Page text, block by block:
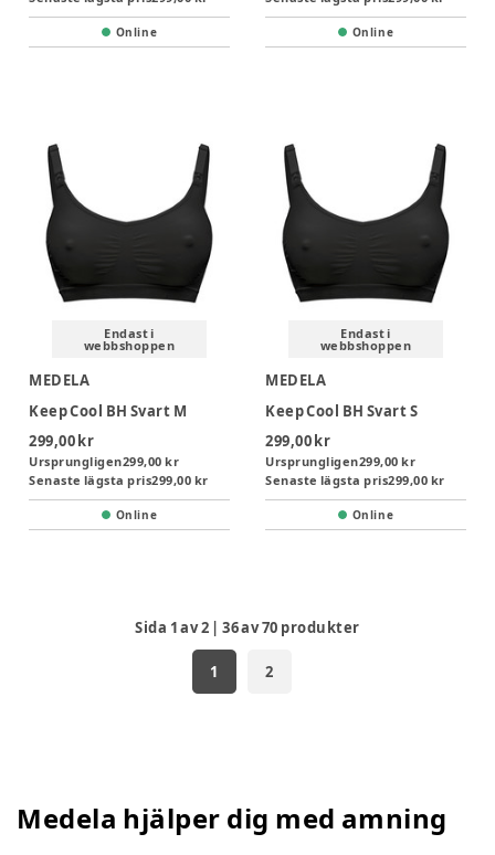
Online Online
Endast i
webbshoppen
MEDELA
Keep Cool BH Svart M
299,00 kr
Ursprungligen299,00 kr
Senaste lägsta pris299,00 kr
Online
Endast i
webbshoppen
MEDELA
Keep Cool BH Svart S
299,00 kr
Ursprungligen299,00 kr
Senaste lägsta pris299,00 kr
Online
Sida 1av2 |36av70 produkter
1 2
Medela hjälper dig med amning